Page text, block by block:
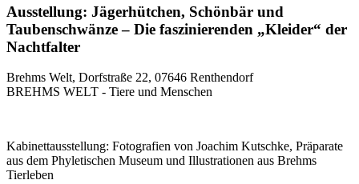
Ausstellung: Jägerhütchen, Schönbär und
Taubenschwänze – Die faszinierenden „Kleider“ der
Nachtfalter
Brehms Welt, Dorfstraße 22, 07646 Renthendorf
BREHMS WELT - Tiere und Menschen
Kabinettausstellung: Fotografien von Joachim Kutschke, Präparate
aus dem Phyletischen Museum und Illustrationen aus Brehms
Tierleben